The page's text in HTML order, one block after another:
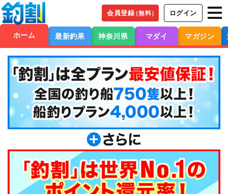
会員登録（無料） ログイン
ホーム 最新釣果 神奈川県 マダイ マガジン